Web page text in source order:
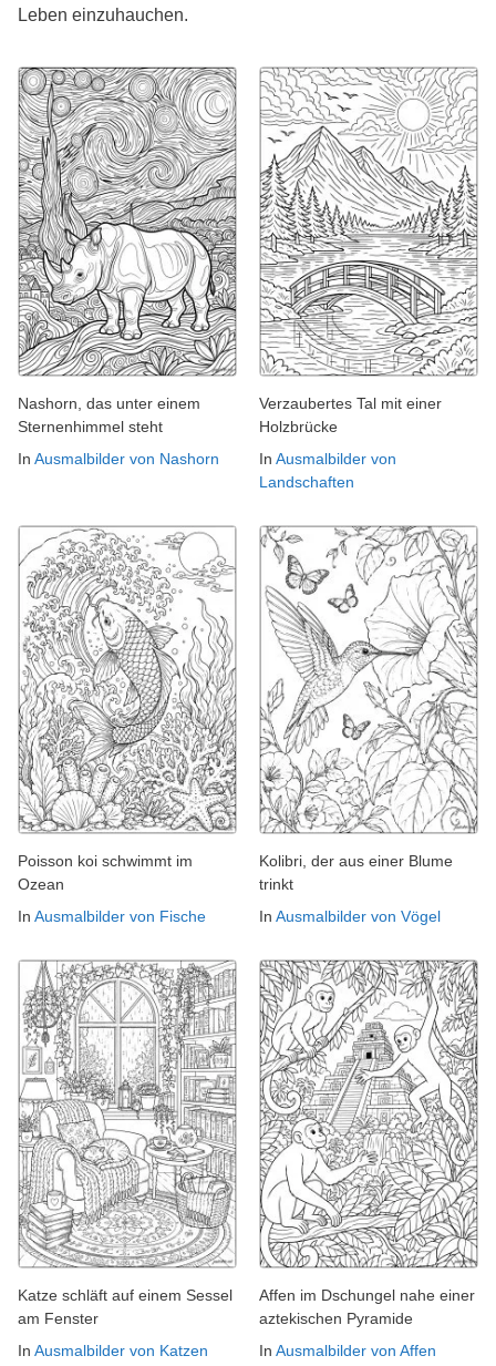
Leben einzuhauchen.
Nashorn, das unter einem
Sternenhimmel steht
In Ausmalbilder von Nashorn
Verzaubertes Tal mit einer
Holzbrücke
In Ausmalbilder von
Landschaften
Poisson koi schwimmt im
Ozean
In Ausmalbilder von Fische
Kolibri, der aus einer Blume
trinkt
In Ausmalbilder von Vögel
Katze schläft auf einem Sessel
am Fenster
In Ausmalbilder von Katzen
Affen im Dschungel nahe einer
aztekischen Pyramide
In Ausmalbilder von Affen